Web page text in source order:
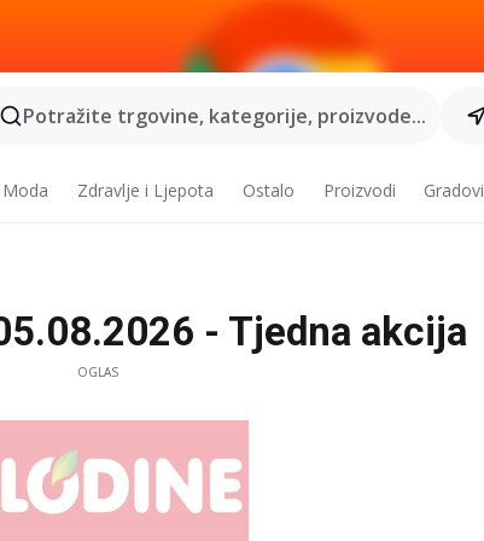
Potražite trgovine, kategorije, proizvode...
Zdravlje i Ljepota Ostalo Proizvodi Gradovi
- Tjedna akcija
OGLAS